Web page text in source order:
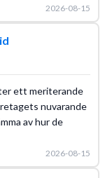
2026-08-15
ett meriterande
nuvarande
av hur de
2026-08-15